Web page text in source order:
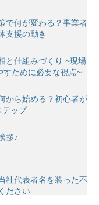
で何が変わる？事業者
支援の動き
と仕組みづくり ~現場
すために必要な視点~
から始める？初心者が
テップ
拶♪
社代表者名を装った不
ださい